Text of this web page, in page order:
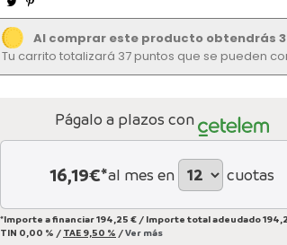
Al comprar este producto obtendrás
Tu carrito totalizará 37 puntos que se pueden
Págalo a plazos con
16,19€*al mes en cuotas
*Importe a financiar194,25 € / Importe total adeudado
TIN 0,00 % / TAE 9,50 % /Ver más